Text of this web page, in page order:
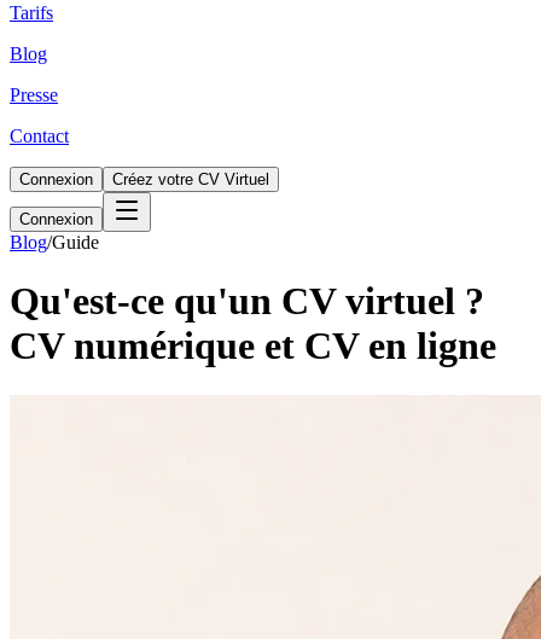
Tarifs
Blog
Presse
Contact
Connexion Créez votre CV Virtuel
Connexion
Blog/Guide
Qu'est-ce qu'un CV virtuel ?
CV numérique et CV en ligne